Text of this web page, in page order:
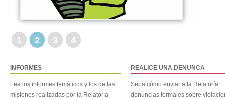
1 2 3 4
INFORMES
Lea los informes temáticos y los de las
misiones realizadas por la Relatoría
REALICE UNA DENUNCA
Sepa cómo enviar a la Relatoría
denuncias formales sobre